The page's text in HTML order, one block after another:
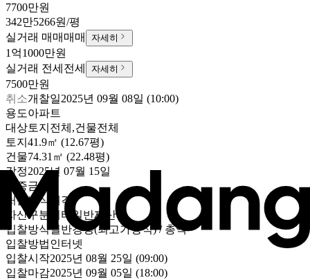
7700만원
342만5266원/평
실거래 매매 매매 자세히
1억1000만원
실거래 전세 전세 자세히
7500만원
취소개찰일2025년 09월 08일 (10:00)
용도아파트
대상토지전체,건물전체
토지 41.9㎡ (12.67평)
건물74.31㎡ (22.48평)
감정2025년 07월 15일
보증금-
처분방식
매각
자산구분
기타일반재산
입찰방식일반경쟁(최고가방식) / 총액
입찰방법인터넷
입찰시작2025년 08월 25일 (09:00)
입찰마감2025년 09월 05일 (18:00)